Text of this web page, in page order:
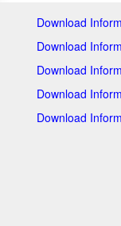
Download
Download
Download
Download
Download